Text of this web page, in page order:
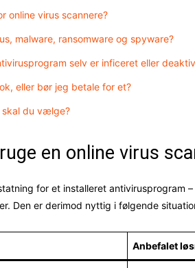
online virus scannere?
malware, ransomware og spyware?
selv er inficeret eller
eller bør jeg betale for et?
skal du vælge?
en online virus
for et installeret antivirusprogram
Den er derimod nyttig i følgende
Anbefalet